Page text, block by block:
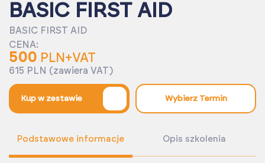
BASIC FIRST AID
BASIC FIRST AID
CENA:
500 PLN+VAT
615 PLN (zawiera VAT)
Kup w zestawie Wybierz Termin
Podstawowe informacje Opis szkolenia